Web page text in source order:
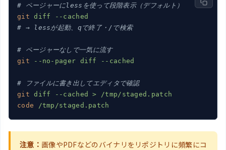
# ページャーにlessを使って段階表示（デフォルト）
git
diff --cached
# → lessが起動、qで終了・/で検索
# ページャーなしで一気に流す
git
--no-pager diff --cached
# ファイルに書き出してエディタで確認
git
diff --cached > /tmp/staged.patch
code
/tmp/staged.patch
注意： 画像やPDFなどのバイナリをリポジトリに頻繁にコ